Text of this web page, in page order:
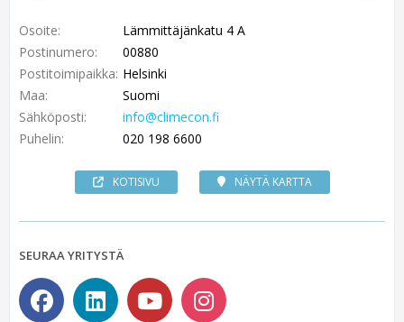
Osoite:
Lämmittäjänkatu 4 A
Postinumero:
00880
Postitoimipaikka: Helsinki
Maa:
Suomi
Sähköposti:
info@climecon.fi
Puhelin:
020 198 6600
KOTISIVU NÄYTÄ KARTTA
SEURAA YRITYSTÄ